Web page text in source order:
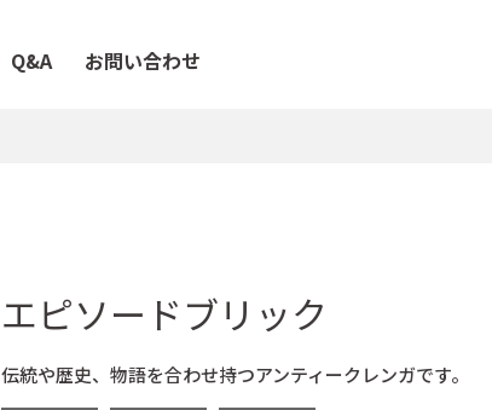
Q&A お問い合わせ
エピソードブリック
伝統や歴史、物語を合わせ持つアンティークレンガです。